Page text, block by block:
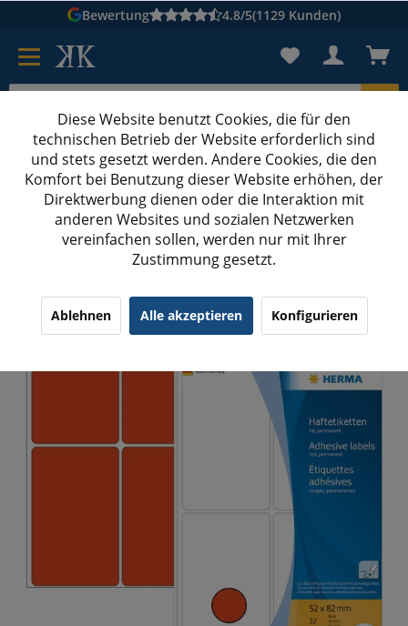
Bewertung 4.8/5(1129 Kunden)
Karton suchen
Kartons bedruckenKartons nach Maß
Etiketten
HERMA 2492 Vielzwecketiketten 52x82 mm rot
Diese Website benutzt Cookies, die für den
technischen Betrieb der Website erforderlich sind
und stets gesetzt werden. Andere Cookies, die den
Komfort bei Benutzung dieser Website erhöhen, der
Direktwerbung dienen oder die Interaktion mit
anderen Websites und sozialen Netzwerken
vereinfachen sollen, werden nur mit Ihrer
Zustimmung gesetzt.
Ablehnen Alle akzeptieren Konfigurieren